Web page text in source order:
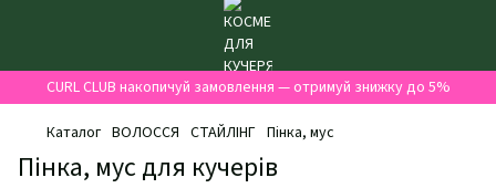
CURL CLUB накопичуй замовлення — отримуй знижку до 5%
Каталог ВОЛОССЯ СТАЙЛІНГ Пінка, мус
Пінка, мус для кучерів